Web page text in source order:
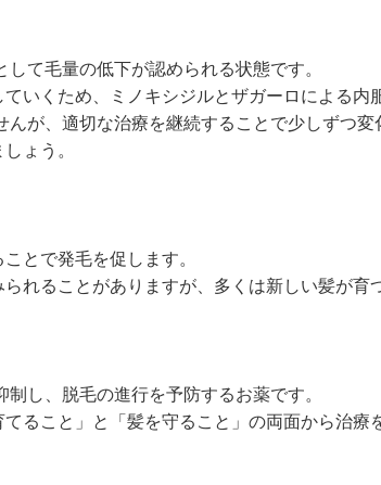
て毛量の低下が認められる状態です。
いくため、ミノキシジルとザガーロによる内
が、適切な治療を継続することで少しずつ
ょう。
とで発毛を促します。
れることがありますが、多くは新しい髪が育
し、脱毛の進行を予防するお薬です。
ること」と「髪を守ること」の両面から治療